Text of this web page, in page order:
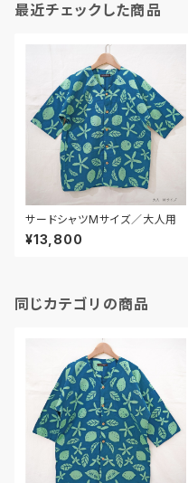
最近チェックした商品
サードシャツMサイズ／大人用
¥13,800
同じカテゴリの商品